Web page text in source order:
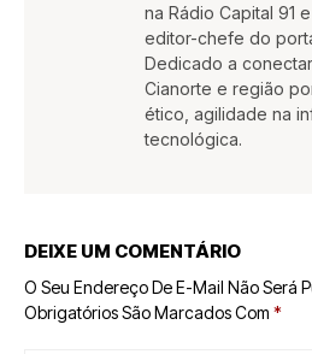
na Rádio Capital 91
editor-chefe do
Dedicado a
Cianorte e região
ético, agilidade na
tecnológica.
DEIXE UM COMENTÁRIO
O Seu Endereço De E-Mail Não Será
Obrigatórios São Marcados Com *